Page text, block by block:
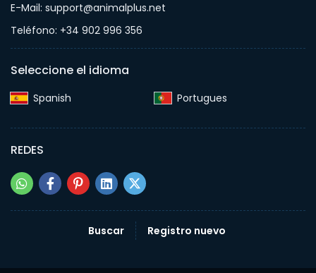
E-Mail: support@animalplus.net
Teléfono: +34 902 996 356
Seleccione el idioma
Spanish‎ Portugues‎
REDES
Buscar Registro nuevo